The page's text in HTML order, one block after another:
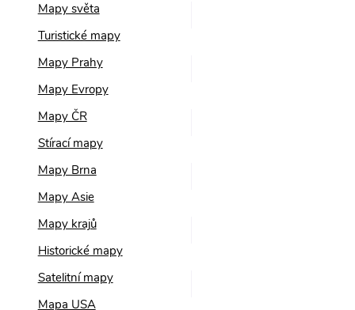
Mapy světa
Turistické mapy
Mapy Prahy
Mapy Evropy
Mapy ČR
Stírací mapy
Mapy Brna
Mapy Asie
Mapy krajů
Historické mapy
Satelitní mapy
Mapa USA